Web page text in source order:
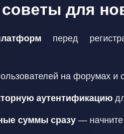
для
перед
на форумах и
аутентификацию
суммы сразу — начните